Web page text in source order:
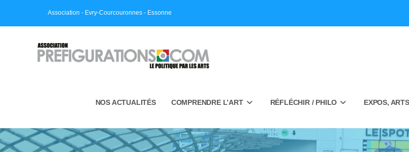
Association - Evry-Courcouronnes - Essonne
NOS ACTUALITÉS COMPRENDRE L’ART RÉFLÉCHIR / PHILO EXPOS,